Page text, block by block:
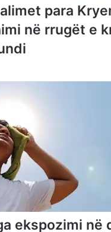
para
në rrugët e
ekspozimi në